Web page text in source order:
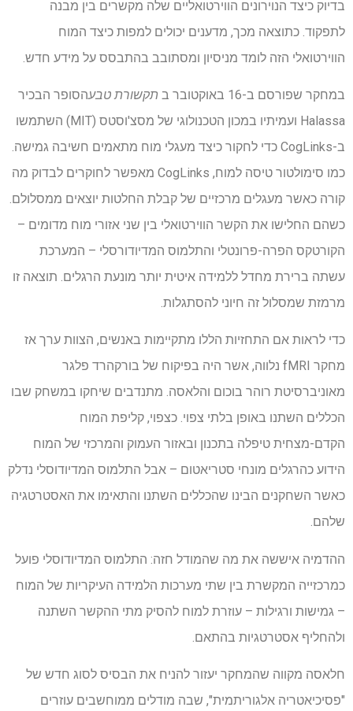
בדיוק כיצד הנוירונים הווירטואליים שלה מקשרים בין מבנה
לתפקוד. כתוצאה מכך, מדענים יכולים למפות כיצד המוח
הווירטואלי הזה לומד מניסיון ומסתובב בהתבסס על מידע חדש.
במחקר שפורסם ב-16 באוקטובר ב תקשורת טבעהסופר הבכיר
Halassa ועמיתיו במכון הטכנולוגי של מסצ'וסטס (MIT) השתמשו
ב-CogLinks כדי לחקור כיצד מעגלי מוח מתאמים חשיבה גמישה.
כמו סימולטור טיסה למוח, CogLinks מאפשר לחוקרים לבדוק מה
קורה כאשר מעגלים מרכזיים של קבלת החלטות יוצאים ממסלולם.
כשהם החלישו את הקשר הווירטואלי בין שני אזורי מוח מדומים –
הקורטקס הפרה-פרונטלי והתלמוס המדיודורסלי – המערכת
עשתה ברירת מחדל ללמידה איטית יותר מונעת הרגלים. תוצאה זו
מרמזת שמסלול זה חיוני להסתגלות.
כדי לראות אם התחזיות הללו מתקיימות באנשים, הצוות ערך אז
מחקר fMRI נלווה, אשר היה בפיקוח של בורקהרד פלגר
מאוניברסיטת רוהר בוכום והלאסה. מתנדבים שיחקו במשחק שבו
הכללים השתנו באופן בלתי צפוי. כצפוי, קליפת המוח
הקדם-מצחית טיפלה בתכנון ובאזור העמוק והמרכזי של המוח
הידוע כהרגלים מונחי סטריאטום – אבל התלמוס המדיודוסלי נדלק
כאשר השחקנים הבינו שהכללים השתנו והתאימו את האסטרטגיה
שלהם.
ההדמיה איששה את מה שהמודל חזה: התלמוס המדיודוסלי פועל
כמרכזייה המקשרת בין שתי מערכות הלמידה העיקריות של המוח
– גמישות ורגילות – עוזרת למוח להסיק מתי ההקשר השתנה
ולהחליף אסטרטגיות בהתאם.
חלאסה מקווה שהמחקר יעזור להניח את הבסיס לסוג חדש של
"פסיכיאטריה אלגוריתמית", שבה מודלים ממוחשבים עוזרים